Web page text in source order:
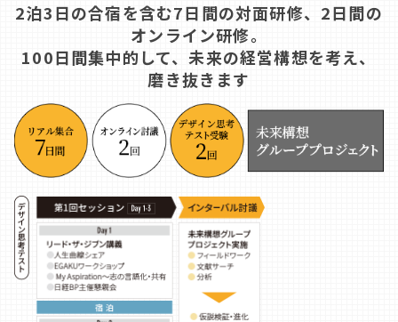
2泊3日の合宿を含む7日間の対面研修、2日間の
オンライン研修。
100日間集中的して、未来の経営構想を考え、
磨き抜きます